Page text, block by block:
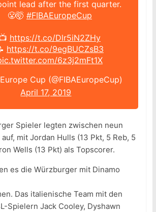
lead after the first quarter.
😤🤯 #FIBAEuropeCup
📺 https://t.co/Dlr5iN2ZHy
https://t.co/9egBUCZsB3
6z3j2mFt1X
Cup (@FIBAEuropeCup)
April 17, 2019
Spieler legten zwischen neun
mit Jordan Hulls (13 Pkt, 5 Reb, 5
Wells (13 Pkt) als Topscorer.
es die Würzburger mit Dinamo
Das italienische Team mit den
Spielern Jack Cooley, Dyshawn